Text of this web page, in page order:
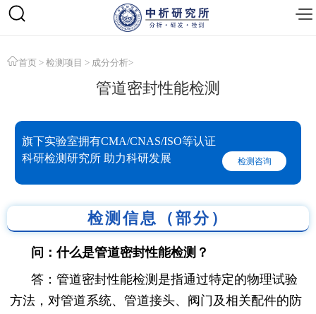
首页 > 检测项目 > 成分分析>
管道密封性能检测
旗下实验室拥有CMA/CNAS/ISO等认证
科研检测研究所 助力科研发展
检测咨询
检测信息（部分）
问：什么是管道密封性能检测？
答：管道密封性能检测是指通过特定的物理试验
方法，对管道系统、管道接头、阀门及相关配件的防